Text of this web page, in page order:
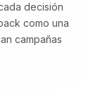
decisión
como una
campañas